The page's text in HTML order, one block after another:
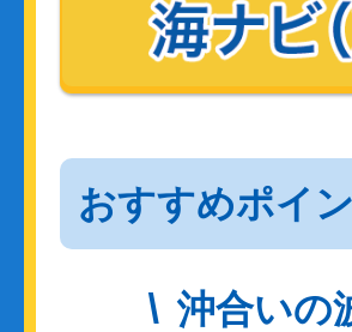
おすすめポイ
沖合いの